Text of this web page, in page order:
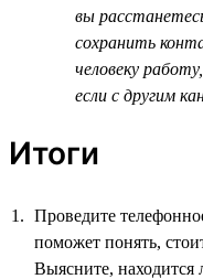
вы
сохранить
человеку
если с другим
Итоги
Проведите
поможет понять,
Выясните, находится